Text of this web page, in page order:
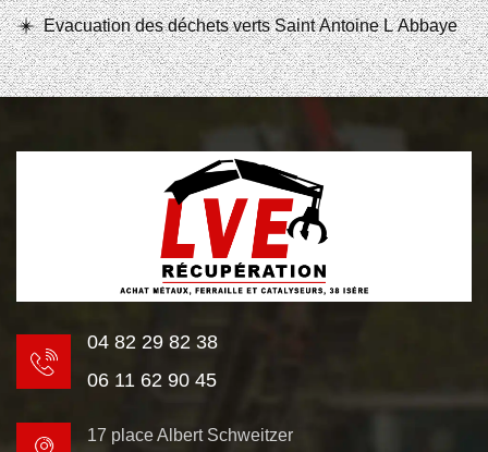
Evacuation des déchets verts Saint Antoine L Abbaye
04 82 29 82 38
06 11 62 90 45
17 place Albert Schweitzer